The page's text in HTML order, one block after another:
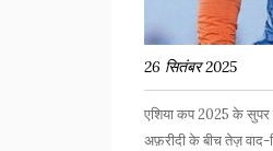
26 सितंबर 2025
एशिया कप 2025 के सुपर
अफ़रीदी के बीच तेज़ वाद-